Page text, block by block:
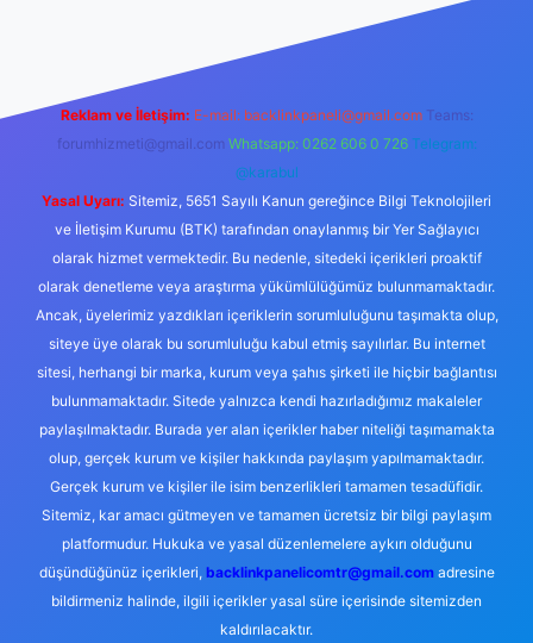
Reklam ve İletişim: E-mail: backlinkpaneli@gmail.com Teams:
forumhizmeti@gmail.com Whatsapp: 0262 606 0 726 Telegram:
@karabul
Yasal Uyarı: Sitemiz, 5651 Sayılı Kanun gereğince Bilgi Teknolojileri
ve İletişim Kurumu (BTK) tarafından onaylanmış bir Yer Sağlayıcı
olarak hizmet vermektedir. Bu nedenle, sitedeki içerikleri proaktif
olarak denetleme veya araştırma yükümlülüğümüz bulunmamaktadır.
Ancak, üyelerimiz yazdıkları içeriklerin sorumluluğunu taşımakta olup,
siteye üye olarak bu sorumluluğu kabul etmiş sayılırlar. Bu internet
sitesi, herhangi bir marka, kurum veya şahıs şirketi ile hiçbir bağlantısı
bulunmamaktadır. Sitede yalnızca kendi hazırladığımız makaleler
paylaşılmaktadır. Burada yer alan içerikler haber niteliği taşımamakta
olup, gerçek kurum ve kişiler hakkında paylaşım yapılmamaktadır.
Gerçek kurum ve kişiler ile isim benzerlikleri tamamen tesadüfidir.
Sitemiz, kar amacı gütmeyen ve tamamen ücretsiz bir bilgi paylaşım
platformudur. Hukuka ve yasal düzenlemelere aykırı olduğunu
düşündüğünüz içerikleri, backlinkpanelicomtr@gmail.comadresine
bildirmeniz halinde, ilgili içerikler yasal süre içerisinde sitemizden
kaldırılacaktır.